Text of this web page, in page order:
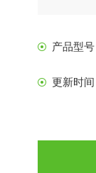
产品型
更新时间